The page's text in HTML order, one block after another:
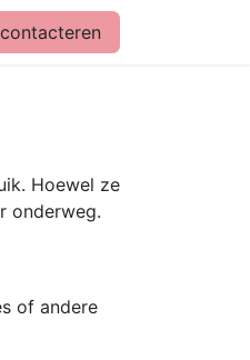
over menstruatiecups
Hoewel ze
onderweg.
of andere